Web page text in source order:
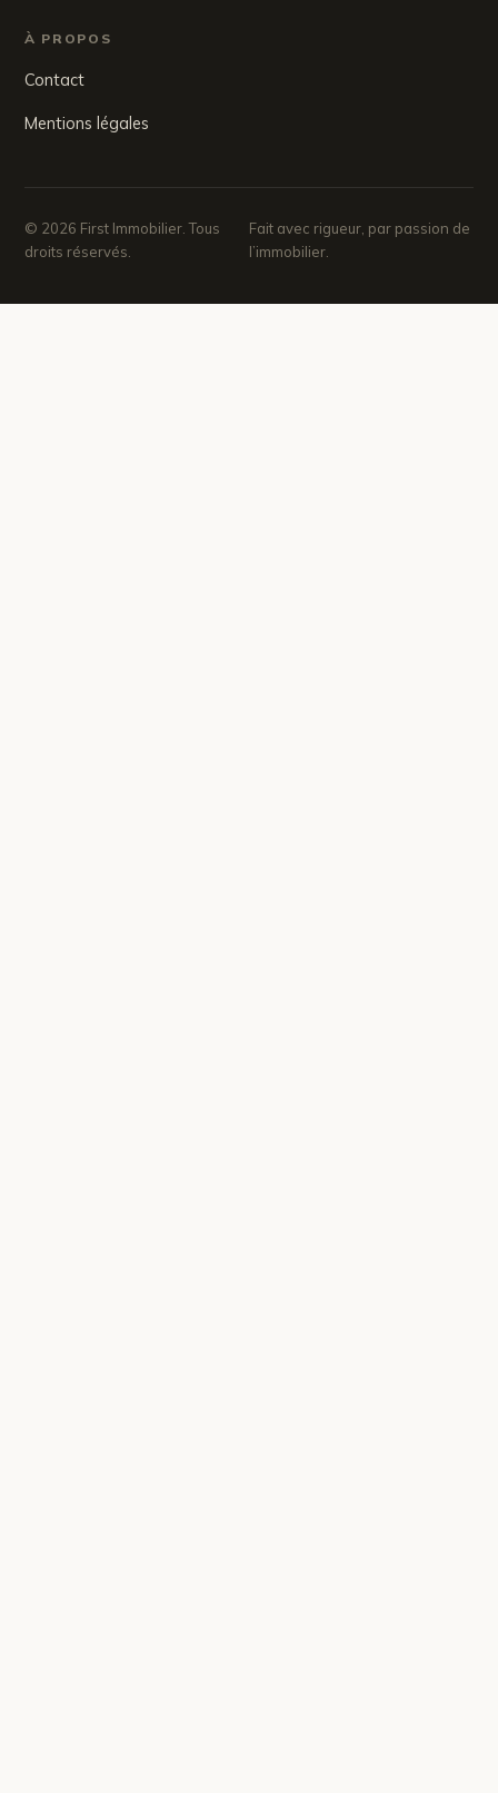
À PROPOS
Contact
Mentions légales
© 2026 First Immobilier. Tous
droits réservés.
Fait avec rigueur, par passion de
l’immobilier.